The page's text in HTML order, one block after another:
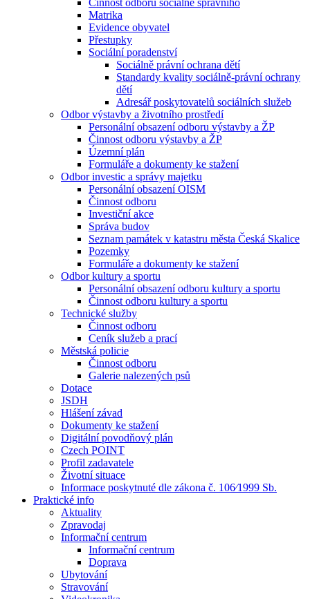
Činnost odboru sociálně správního
Matrika
Evidence obyvatel
Přestupky
Sociální poradenství
Sociálně právní ochrana dětí
Standardy kvality sociálně-právní ochrany
dětí
Adresář poskytovatelů sociálních služeb
Odbor výstavby a životního prostředí
Personální obsazení odboru výstavby a ŽP
Činnost odboru výstavby a ŽP
Územní plán
Formuláře a dokumenty ke stažení
Odbor investic a správy majetku
Personální obsazení OISM
Činnost odboru
Investiční akce
Správa budov
Seznam památek v katastru města Česká Skalice
Pozemky
Formuláře a dokumenty ke stažení
Odbor kultury a sportu
Personální obsazení odboru kultury a sportu
Činnost odboru kultury a sportu
Technické služby
Činnost odboru
Ceník služeb a prací
Městská policie
Činnost odboru
Galerie nalezených psů
Dotace
JSDH
Hlášení závad
Dokumenty ke stažení
Digitální povodňový plán
Czech POINT
Profil zadavatele
Životní situace
Informace poskytnuté dle zákona č. 106⁄1999 Sb.
Praktické info
Aktuality
Zpravodaj
Informační centrum
Informační centrum
Doprava
Ubytování
Stravování